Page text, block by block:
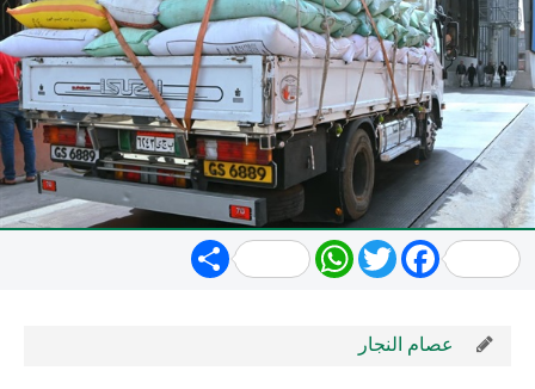
Share WhatsApp
TwitterFacebook
عصام النجار